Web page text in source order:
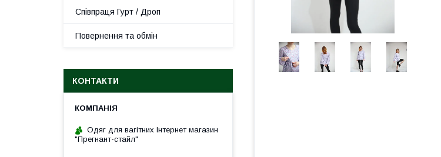
Співпраця Гурт / Дроп
Повернення та обмін
КОНТАКТИ
Одяг для вагітних Інтернет магазин
"Прегнант-стайл"